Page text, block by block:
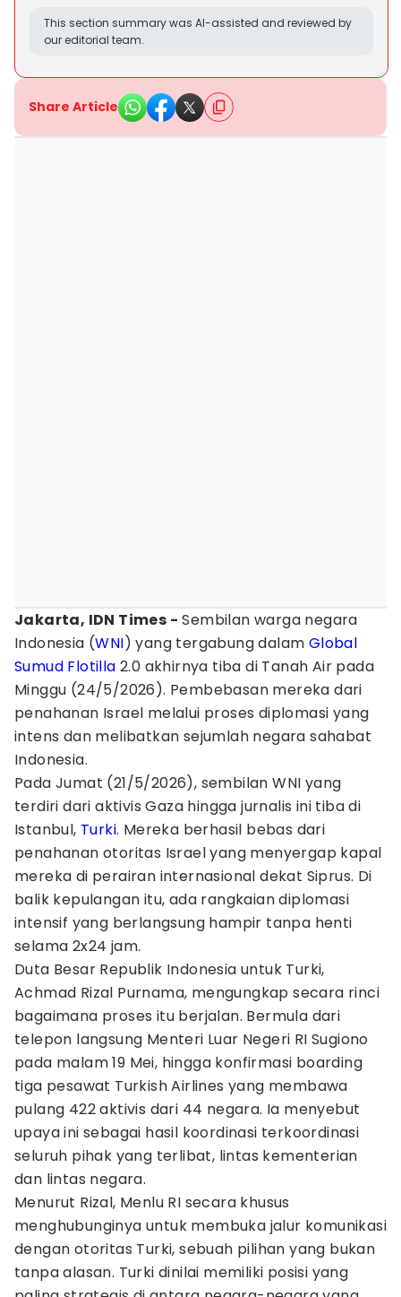
This section summary was AI-assisted and reviewed by
our editorial team.
Share Article
Jakarta, IDN Times - Sembilan warga negara
Indonesia (WNI) yang tergabung dalam Global
Sumud Flotilla 2.0 akhirnya tiba di Tanah Air pada
Minggu (24/5/2026). Pembebasan mereka dari
penahanan Israel melalui proses diplomasi yang
intens dan melibatkan sejumlah negara sahabat
Indonesia.
Pada Jumat (21/5/2026), sembilan WNI yang
terdiri dari aktivis Gaza hingga jurnalis ini tiba di
Istanbul, Turki. Mereka berhasil bebas dari
penahanan otoritas Israel yang menyergap kapal
mereka di perairan internasional dekat Siprus. Di
balik kepulangan itu, ada rangkaian diplomasi
intensif yang berlangsung hampir tanpa henti
selama 2x24 jam.
Duta Besar Republik Indonesia untuk Turki,
Achmad Rizal Purnama, mengungkap secara rinci
bagaimana proses itu berjalan. Bermula dari
telepon langsung Menteri Luar Negeri RI Sugiono
pada malam 19 Mei, hingga konfirmasi boarding
tiga pesawat Turkish Airlines yang membawa
pulang 422 aktivis dari 44 negara. Ia menyebut
upaya ini sebagai hasil koordinasi terkoordinasi
seluruh pihak yang terlibat, lintas kementerian
dan lintas negara.
Menurut Rizal, Menlu RI secara khusus
menghubunginya untuk membuka jalur komunikasi
dengan otoritas Turki, sebuah pilihan yang bukan
tanpa alasan. Turki dinilai memiliki posisi yang